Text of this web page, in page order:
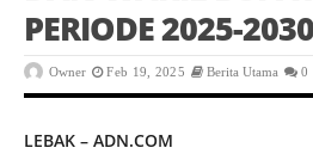
PERIODE 2025-2030
Owner Feb 19, 2025 Berita Utama 0
LEBAK – ADN.COM